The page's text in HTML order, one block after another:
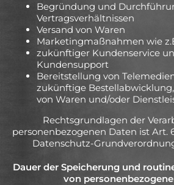
Begründung und
Vertragsverhältnissen
Versand von Waren
Marketingmaßnahmen wie
zukünftiger Kundenservice
Kundensupport
Bereitstellung von
zukünftige
von Waren und/oder
Rechtsgrundlagen der
personenbezogenen Daten ist Art.
Datenschutz-
Dauer der Speicherung und
von